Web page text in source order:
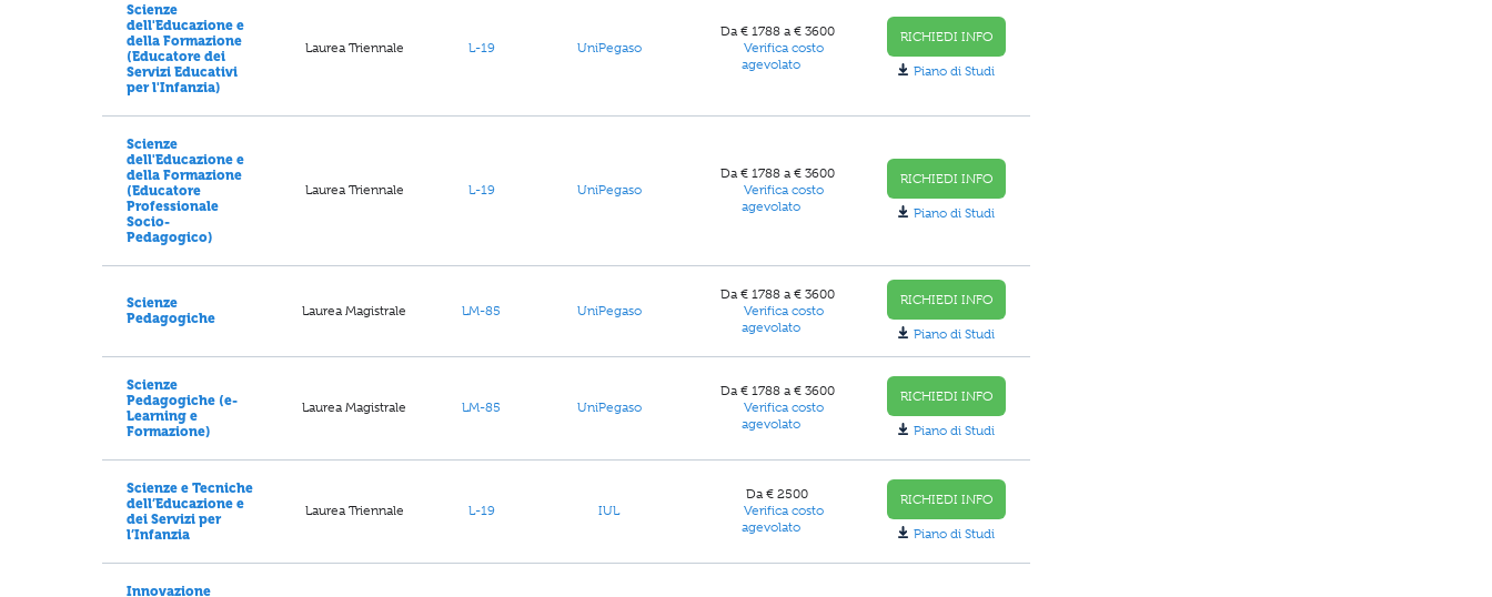
Scienze
dell'Educazione e
della Formazione
(Educatore dei
Servizi Educativi
per l'Infanzia)
Laurea Triennale L-19 UniPegaso
Da € 1788 a € 3600
Verifica costo
agevolato
RICHIEDI INFO
Piano di Studi
Scienze
dell'Educazione e
della Formazione
(Educatore
Professionale
Socio-
Pedagogico)
Laurea Triennale L-19 UniPegaso
Da € 1788 a € 3600
Verifica costo
agevolato
RICHIEDI INFO
Piano di Studi
Scienze
Pedagogiche
Laurea Magistrale LM-85 UniPegaso
Da € 1788 a € 3600
Verifica costo
agevolato
RICHIEDI INFO
Piano di Studi
Scienze
Pedagogiche (e-
Learning e
Formazione)
Laurea Magistrale LM-85 UniPegaso
Da € 1788 a € 3600
Verifica costo
agevolato
RICHIEDI INFO
Piano di Studi
Scienze e Tecniche
dell’Educazione e
dei Servizi per
l’Infanzia
Laurea Triennale L-19 IUL
Da € 2500
Verifica costo
agevolato
RICHIEDI INFO
Piano di Studi
Innovazione